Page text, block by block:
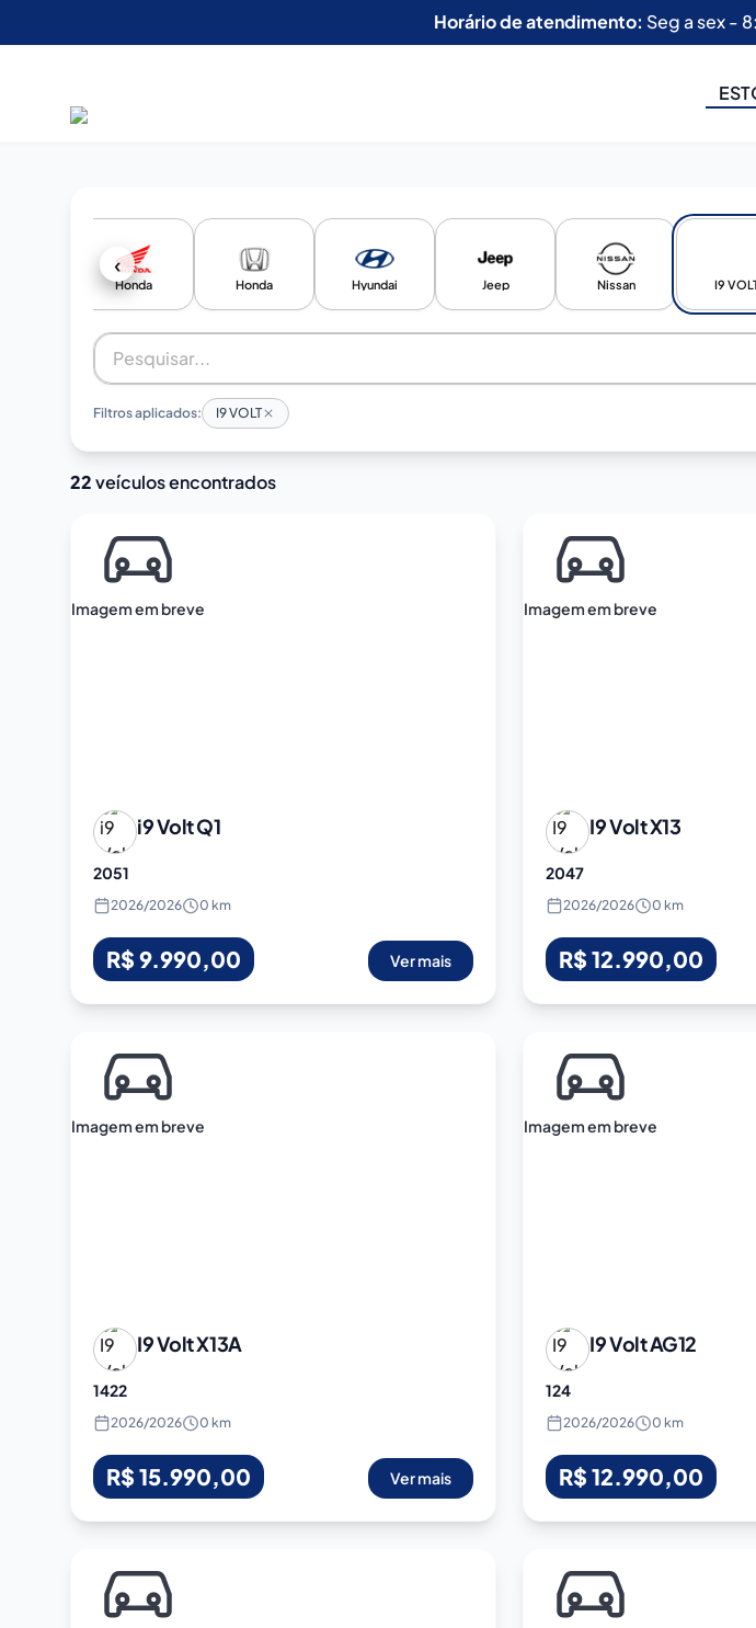
Horário de atendimento: Seg a sex -
‹
Honda Honda Hyundai Jeep Nissan I9
Filtros aplicados: I9 VOLT
22veículos encontrados
Imagem em breve
i9 VoltQ1
2051
2026/2026 0 km
R$ 9.990,00 Ver mais
Imagem em breve
I9 VoltX13
2047
2026/2026 0 km
R$ 12.990,00
Imagem em breve
I9 VoltX13A
1422
2026/2026 0 km
R$ 15.990,00 Ver mais
Imagem em breve
I9 VoltAG12
124
2026/2026 0 km
R$ 12.990,00